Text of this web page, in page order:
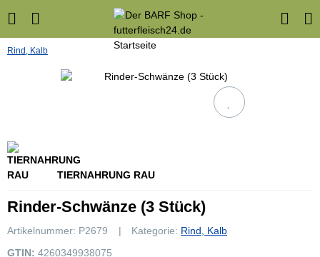
Rind, Kalb
TIERNAHRUNG RAU
Rinder-Schwänze (3 Stück)
Artikelnummer: P2679 Kategorie: Rind, Kalb
GTIN: 4260349938075